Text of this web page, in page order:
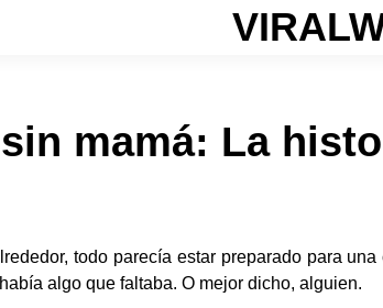
mamá: La
todo parecía estar preparado para
algo que faltaba. O mejor dicho, alguien.